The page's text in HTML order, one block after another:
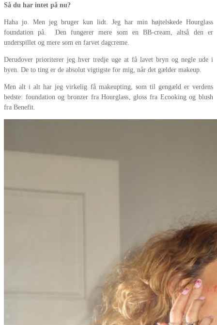
Så du har intet på nu?
Haha jo. Men jeg bruger kun lidt. Jeg har min højtelskede Hourglass
foundation på. Den fungerer mere som en BB-cream, altså den er
underspillet og mere som en farvet dagcreme.
Derudover prioriterer jeg hver tredje uge at få lavet bryn og negle ude i
byen. De to ting er de absolut vigtigste for mig, når det gælder makeup.
Men alt i alt har jeg virkelig få makeupting, som til gengæld er verdens
bedste: foundation og bronzer fra Hourglass, gloss fra Ecooking og blush
fra Benefit.